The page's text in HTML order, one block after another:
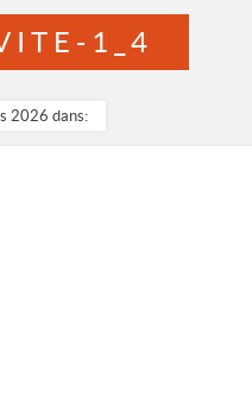
1_4
2026 dans: